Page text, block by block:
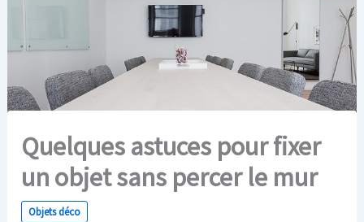
Quelques astuces pour fixer
un objet sans percer le mur
Objets déco